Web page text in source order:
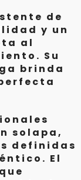
de
y un
al
Su
brinda
solapa,
definidas
El